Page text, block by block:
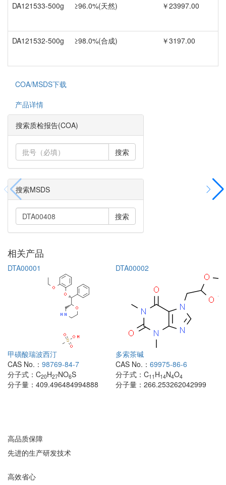
DA121533-500g ≥96.0%(天然) ￥23997.00
DA121532-500g ≥98.0%(合成) ￥3197.00
COA/MSDS下载
产品详情
搜索质检报告(COA)
搜索
搜索MSDS
搜索
相关产品
DTA00001
甲磺酸瑞波西汀
CAS No.： 98769-84-7
分子式： C20H27NO6S
分子量： 409.496484994888
DTA00002
多索茶碱
CAS No.： 69975-86-6
分子式： C11 H14N4O4
分子量： 266.253262042999
高品质保障
先进的生产研发技术
高效省心